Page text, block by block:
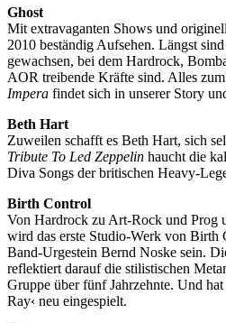
Ghost
Mit extravaganten Shows und
2010 beständig Aufsehen. Längst
gewachsen, bei dem Hardrock,
AOR treibende Kräfte sind. Alles
Impera findet sich in unserer Story
Beth Hart
Zuweilen schafft es Beth Hart, sich
Tribute To Led Zeppelin haucht die
Diva Songs der britischen Heavy-
Birth Control
Von Hardrock zu Art-Rock und Prog
wird das erste Studio-Werk von Birth
Band-Urgestein Bernd Noske sein.
reflektiert darauf die stilistischen
Gruppe über fünf Jahrzehnte. Und
Ray‹ neu eingespielt.